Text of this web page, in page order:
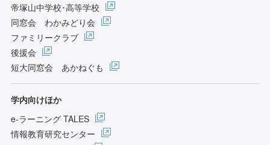
帝塚山中学校･高等学校
同窓会 わかみどり会
ファミリークラブ
後援会
短大同窓会 あかねぐも
学内向けほか
e-ラーニング TALES
情報教育研究センター